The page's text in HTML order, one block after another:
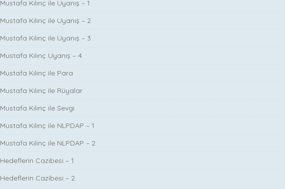
Mustafa Kılınç ile Uyanış – 1
Mustafa Kılınç ile Uyanış – 2
Mustafa Kılınç ile Uyanış – 3
Mustafa Kılınç Uyanış – 4
Mustafa Kılınç ile Para
Mustafa Kılınç ile Rüyalar
Mustafa Kılınç ile Sevgi
Mustafa Kılınç ile NLPDAP – 1
Mustafa Kılınç ile NLPDAP – 2
Hedeflerin Cazibesi – 1
Hedeflerin Cazibesi – 2